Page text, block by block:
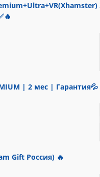
| 2 мес | Гарантия💦
Gift Россия) 🔥